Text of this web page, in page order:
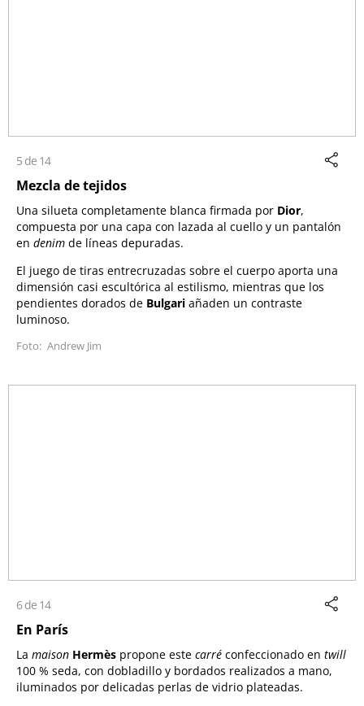
5 de 14
Mezcla de tejidos
Una silueta completamente blanca firmada por Dior,
compuesta por una capa con lazada al cuello y un pantalón
en denim de líneas depuradas.
El juego de tiras entrecruzadas sobre el cuerpo aporta una
dimensión casi escultórica al estilismo, mientras que los
pendientes dorados de Bulgari añaden un contraste
luminoso.
Andrew Jim
6 de 14
En París
La maison Hermès propone este carré confeccionado en twill
100 % seda, con dobladillo y bordados realizados a mano,
iluminados por delicadas perlas de vidrio plateadas.